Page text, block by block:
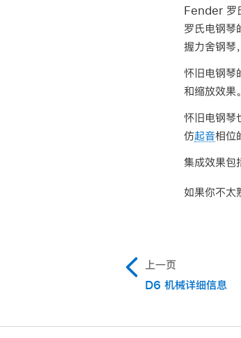
Fender 罗
罗氏电钢琴
握力舍钢琴
怀旧电钢琴
和缩放效果
怀旧电钢琴
仿起音相位
集成效果包
如果你不太
上一页
D6 机械详细信息